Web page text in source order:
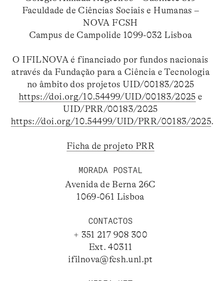
Faculdade de Ciências Sociais e Humanas –
NOVA FCSH
Campus de Campolide 1099-032 Lisboa
O IFILNOVA é financiado por fundos nacionais
através da Fundação para a Ciência e Tecnologia
no âmbito dos projetos UID/00183/2025
https://doi.org/10.54499/UID/00183/2025 e
UID/PRR/00183/2025
https://doi.org/10.54499/UID/PRR/00183/2025.
Ficha de projeto PRR
MORADA POSTAL
Avenida de Berna 26C
1069-061 Lisboa
CONTACTOS
+ 351 217 908 300
Ext. 40311
ifilnova@fcsh.unl.pt